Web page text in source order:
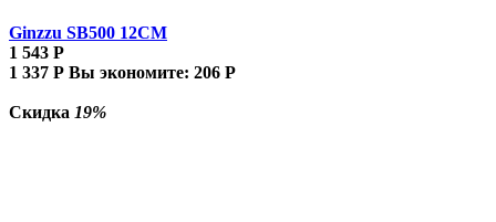
Ginzzu SB500 12CM
1 543 Р
1 337 Р Вы экономите: 206 Р
Скидка 19%